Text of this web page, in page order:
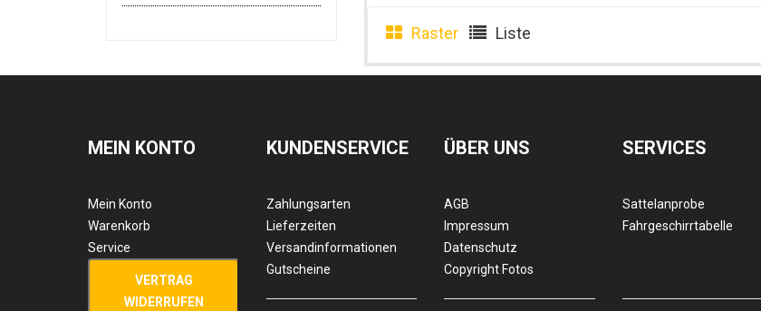
Raster Liste
MEIN KONTO
Mein Konto
Warenkorb
Service
VERTRAG
WIDERRUFEN
KUNDENSERVICE
Zahlungsarten
Lieferzeiten
Versandinformationen
Gutscheine
ÜBER UNS
AGB
Impressum
Datenschutz
Copyright Fotos
SERVICES
Sattelanprobe
Fahrgeschirrtabelle